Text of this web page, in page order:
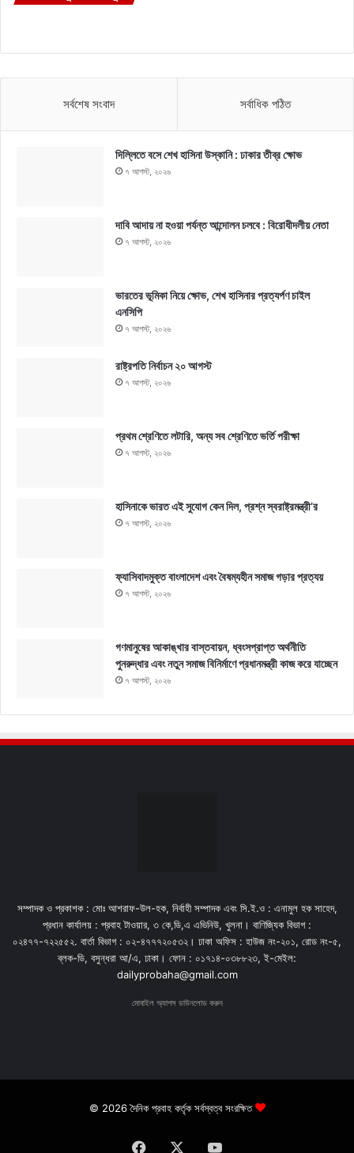
সর্বশেষ সংবাদ সর্বাধিক পঠিত
দিল্লিতে বসে শেখ হাসিনা উস্কানি : ঢাকার তীব্র ক্ষোভ
৭ আগস্ট, ২০২৬
দাবি আদায় না হওয়া পর্যন্ত আন্দোলন চলবে : বিরোধীদলীয় নেতা
৭ আগস্ট, ২০২৬
ভারতের ভূমিকা নিয়ে ক্ষোভ, শেখ হাসিনার প্রত্যর্পণ চাইল
এনসিপি
৭ আগস্ট, ২০২৬
রাষ্ট্রপতি নির্বাচন ২০ আগস্ট
৭ আগস্ট, ২০২৬
প্রথম শ্রেণিতে লটারি, অন্য সব শ্রেণিতে ভর্তি পরীক্ষা
৭ আগস্ট, ২০২৬
হাসিনাকে ভারত এই সুযোগ কেন দিল, প্রশ্ন স্বরাষ্ট্রমন্ত্রী’র
৭ আগস্ট, ২০২৬
ফ্যাসিবাদমুক্ত বাংলাদেশ এবং বৈষম্যহীন সমাজ গড়ার প্রত্যয়
৭ আগস্ট, ২০২৬
গণমানুষের আকাঙ্খার বাস্তবায়ন, ধ্বংসপ্রাপ্ত অর্থনীতি
পুনরুদ্ধার এবং নতুন সমাজ বিনির্মাণে প্রধানমন্ত্রী কাজ করে যাচ্ছেন
৭ আগস্ট, ২০২৬
সম্পাদক ও প্রকাশক : মোঃ আশরাফ-উল-হক, নির্বাহী সম্পাদক এবং সি.ই.ও : এনামুল হক সাহেদ,
প্রধান কার্যালয় : প্রবাহ টাওয়ার, ৩ কে,ডি,এ এভিনিউ, খুলনা। বাণিজ্যিক বিভাগ :
০২৪৭৭-৭২২৫৫২. বার্তা বিভাগ : ০২-৪৭৭৭২০৫৩২। ঢাকা অফিস : হাউজ নং-২০১, রোড নং-৫,
ব্লক-ডি, বসুন্ধরা আ/এ, ঢাকা। ফোন : ০১৭১৪-০৩৮৮২৩, ই-মেইল:
dailyprobaha@gmail.com
মোবাইল অ্যাপস ডাউনলোড করুন
© 2026 দৈনিক প্রবাহ কর্তৃক সর্বস্বত্ব সংরক্ষিত
Facebook